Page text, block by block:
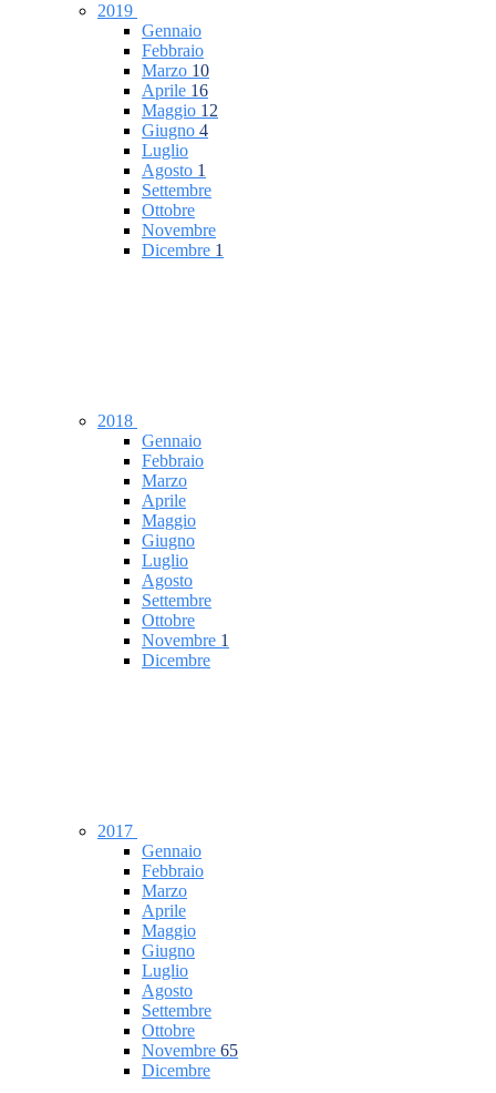
2019
Gennaio
Febbraio
Marzo 10
Aprile 16
Maggio 12
Giugno 4
Luglio
Agosto 1
Settembre
Ottobre
Novembre
Dicembre 1
2018
Gennaio
Febbraio
Marzo
Aprile
Maggio
Giugno
Luglio
Agosto
Settembre
Ottobre
Novembre 1
Dicembre
2017
Gennaio
Febbraio
Marzo
Aprile
Maggio
Giugno
Luglio
Agosto
Settembre
Ottobre
Novembre 65
Dicembre